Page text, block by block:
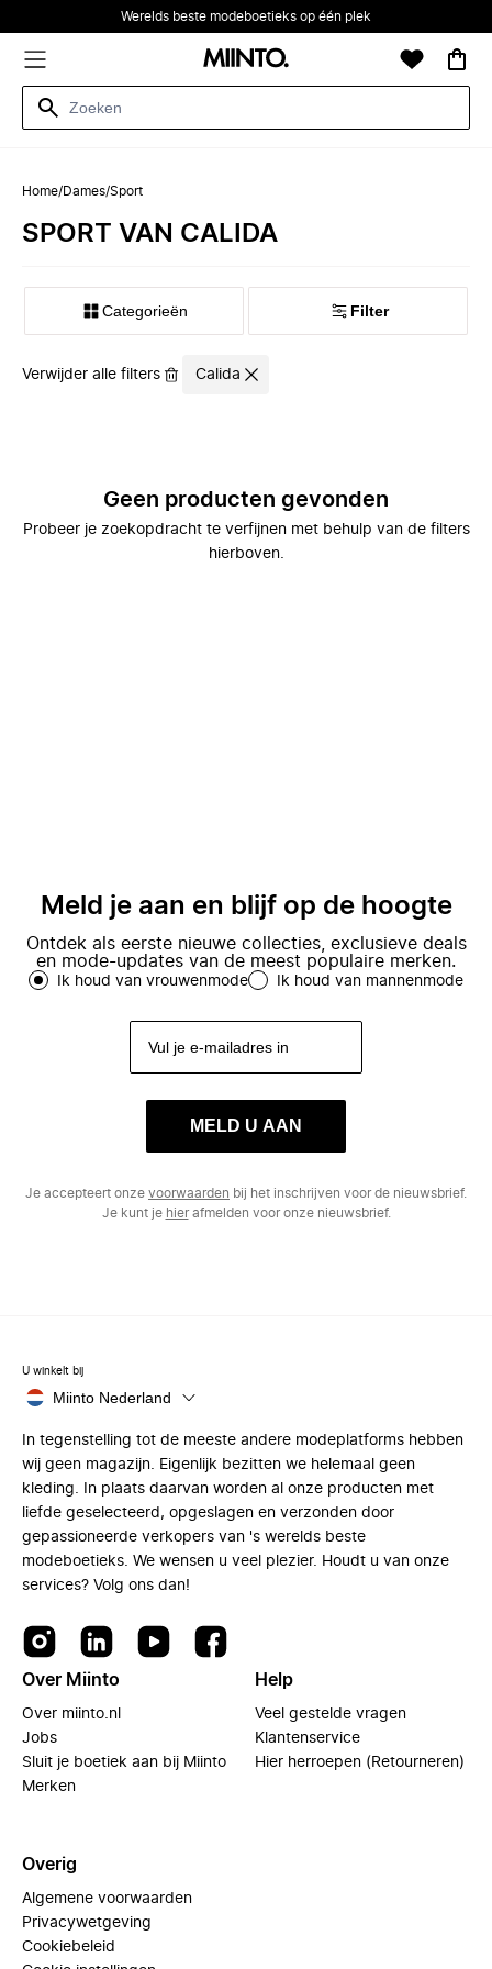
Werelds beste modeboetieks op één plek
Home/Dames/Sport
SPORT VAN CALIDA
Categorieën Filter
Verwijder alle filters Calida
Geen producten gevonden
Probeer je zoekopdracht te verfijnen met behulp van de filters
hierboven.
Meld je aan en blijf op de hoogte
Ontdek als eerste nieuwe collecties, exclusieve deals
en mode-updates van de meest populaire merken.
Ik houd van vrouwenmode Ik houd van mannenmode
MELD U AAN
Je accepteert onze voorwaarden bij het inschrijven voor de nieuwsbrief.
Je kunt je hierafmelden voor onze nieuwsbrief.
U winkelt bij
Miinto Nederland
In tegenstelling tot de meeste andere modeplatforms hebben
wij geen magazijn. Eigenlijk bezitten we helemaal geen
kleding. In plaats daarvan worden al onze producten met
liefde geselecteerd, opgeslagen en verzonden door
gepassioneerde verkopers van 's werelds beste
modeboetieks. We wensen u veel plezier. Houdt u van onze
services? Volg ons dan!
Over Miinto
Over miinto.nl
Jobs
Sluit je boetiek aan bij Miinto
Merken
Help
Veel gestelde vragen
Klantenservice
Hier herroepen (Retourneren)
Overig
Algemene voorwaarden
Privacywetgeving
Cookiebeleid